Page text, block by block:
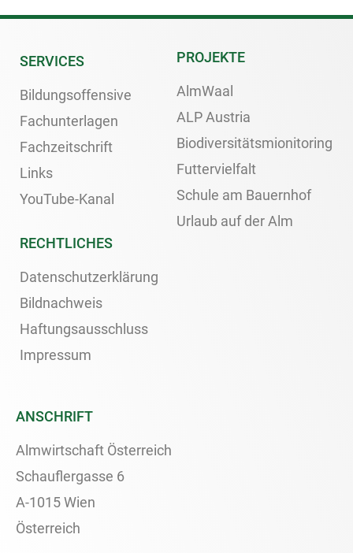
SERVICES
Bildungsoffensive
Fachunterlagen
Fachzeitschrift
Links
YouTube-Kanal
PROJEKTE
AlmWaal
ALP Austria
Biodiversitätsmionitoring
Futtervielfalt
Schule am Bauernhof
Urlaub auf der Alm
RECHTLICHES
Datenschutzerklärung
Bildnachweis
Haftungsausschluss
Impressum
ANSCHRIFT
Almwirtschaft Österreich
Schauflergasse 6
A-1015 Wien
Österreich